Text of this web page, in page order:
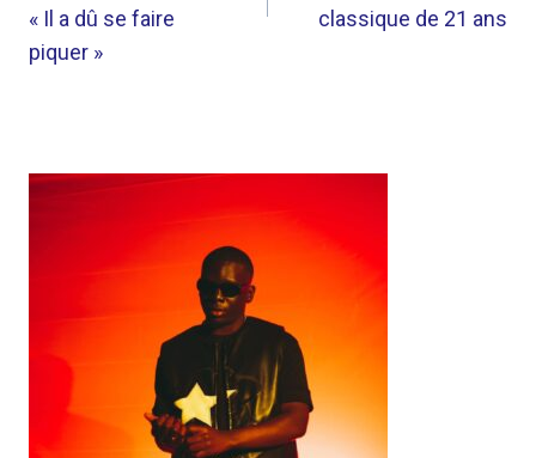
« Il a dû se faire
piquer »
classique de 21 ans